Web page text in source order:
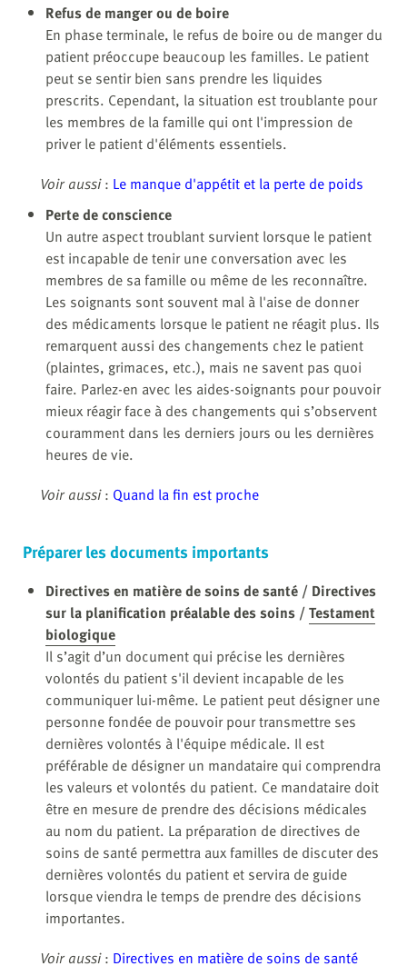
Refus de manger ou de boire
En phase terminale, le refus de boire ou de manger du
patient préoccupe beaucoup les familles. Le patient
peut se sentir bien sans prendre les liquides
prescrits. Cependant, la situation est troublante pour
les membres de la famille qui ont l'impression de
priver le patient d'éléments essentiels.
Voir aussi: Le manque d'appétit et la perte de poids
Perte de conscience
Un autre aspect troublant survient lorsque le patient
est incapable de tenir une conversation avec les
membres de sa famille ou même de les reconnaître.
Les soignants sont souvent mal à l'aise de donner
des médicaments lorsque le patient ne réagit plus. Ils
remarquent aussi des changements chez le patient
(plaintes, grimaces, etc.), mais ne savent pas quoi
faire. Parlez-en avec les aides-soignants pour pouvoir
mieux réagir face à des changements qui s’observent
couramment dans les derniers jours ou les dernières
heures de vie.
Voir aussi: Quand la fin est proche
Préparer les documents importants
Directives en matière de soins de santé / Directives
sur la planification préalable des soins /Testament
biologique
Il s’agit d’un document qui précise les dernières
volontés du patient s'il devient incapable de les
communiquer lui-même. Le patient peut désigner une
personne fondée de pouvoir pour transmettre ses
dernières volontés à l'équipe médicale. Il est
préférable de désigner un mandataire qui comprendra
les valeurs et volontés du patient. Ce mandataire doit
être en mesure de prendre des décisions médicales
au nom du patient. La préparation de directives de
soins de santé permettra aux familles de discuter des
dernières volontés du patient et servira de guide
lorsque viendra le temps de prendre des décisions
importantes.
Voir aussi: Directives en matière de soins de santé